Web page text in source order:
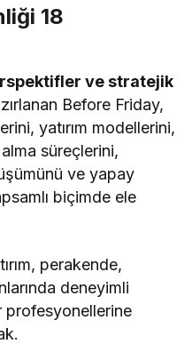
18
ve stratejik
Before Friday,
yatırım modellerini,
süreçlerini,
ve yapay
biçimde ele
perakende,
deneyimli
profesyonellerine